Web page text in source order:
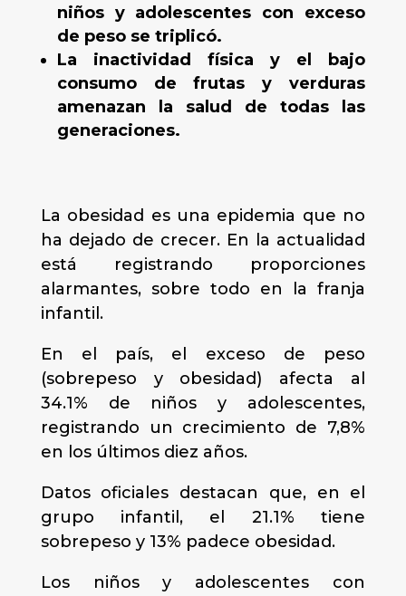
niños y adolescentes con exceso
de peso se triplicó.
La inactividad física y el bajo
consumo de frutas y verduras
amenazan la salud de todas las
generaciones.
La obesidad es una epidemia que no
ha dejado de crecer. En la actualidad
está registrando proporciones
alarmantes, sobre todo en la franja
infantil.
En el país, el exceso de peso
(sobrepeso y obesidad) afecta al
34.1% de niños y adolescentes,
registrando un crecimiento de 7,8%
en los últimos diez años.
Datos oficiales destacan que, en el
grupo infantil, el 21.1% tiene
sobrepeso y 13% padece obesidad.
Los niños y adolescentes con